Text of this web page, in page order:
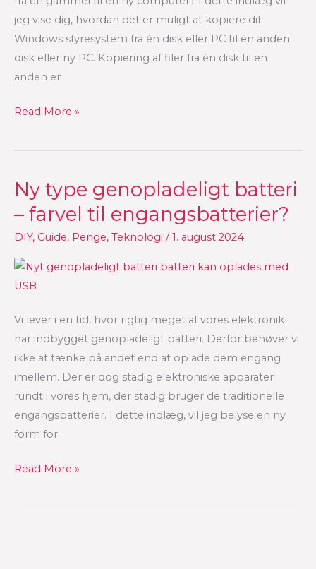
jeg vise dig, hvordan det er muligt at kopiere dit
Windows styresystem fra én disk eller PC til en anden
disk eller ny PC. Kopiering af filer fra én disk til en
anden er
Read More »
Ny type genopladeligt batteri
– farvel til engangsbatterier?
DIY, Guide, Penge, Teknologi /1. august 2024
Vi lever i en tid, hvor rigtig meget af vores elektronik
har indbygget genopladeligt batteri. Derfor behøver vi
ikke at tænke på andet end at oplade dem engang
imellem. Der er dog stadig elektroniske apparater
rundt i vores hjem, der stadig bruger de traditionelle
engangsbatterier. I dette indlæg, vil jeg belyse en ny
form for
Ny
type
genopladeligt
batteri
–
farvel
engangsbatterier?
Read More »